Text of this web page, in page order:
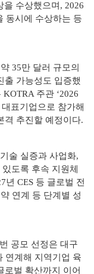
수상했으며, 2026
동시에 수상하는 등
35만 달러 규모의
출 가능성도 입증했
주관 ‘2026
표기업으로 참가해
격 추진할 예정이다.
술 실증과 사업화,
도록 후속 지원체
년 CES 등 글로벌 전
연계 등 단계별 성
공모 선정은 대구
연계해 지역기업 육
로벌 확산까지 이어